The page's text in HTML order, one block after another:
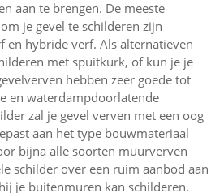
aan te brengen. De meeste
je gevel te schilderen zijn
en hybride verf. Als alternatieven
met spuitkurk, of kun je je
hebben zeer goede tot
en waterdampdoorlatende
zal je gevel verven met een oog
aan het type bouwmateriaal
bijna alle soorten muurverven
schilder over een ruim aanbod aan
je buitenmuren kan schilderen.